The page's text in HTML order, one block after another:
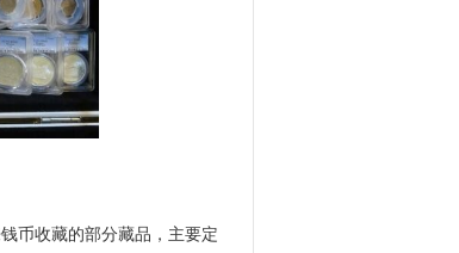
币收藏的部分藏品，主要定